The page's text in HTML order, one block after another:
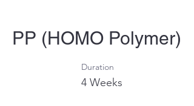
PP (HOMO Polymer)
Duration
4 Weeks